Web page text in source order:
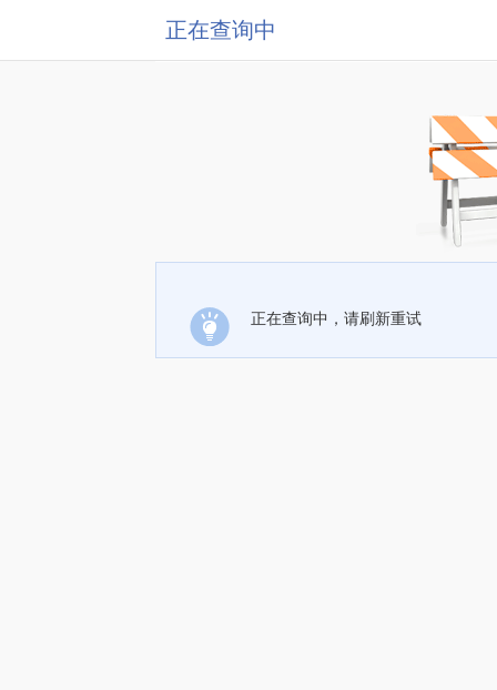
正在查询中
正在查询中，请刷新重试